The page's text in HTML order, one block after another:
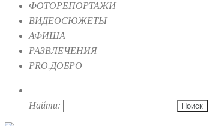
ФОТОРЕПОРТАЖИ
ВИДЕОСЮЖЕТЫ
АФИША
РАЗВЛЕЧЕНИЯ
PRO.ДОБРО
Найти: